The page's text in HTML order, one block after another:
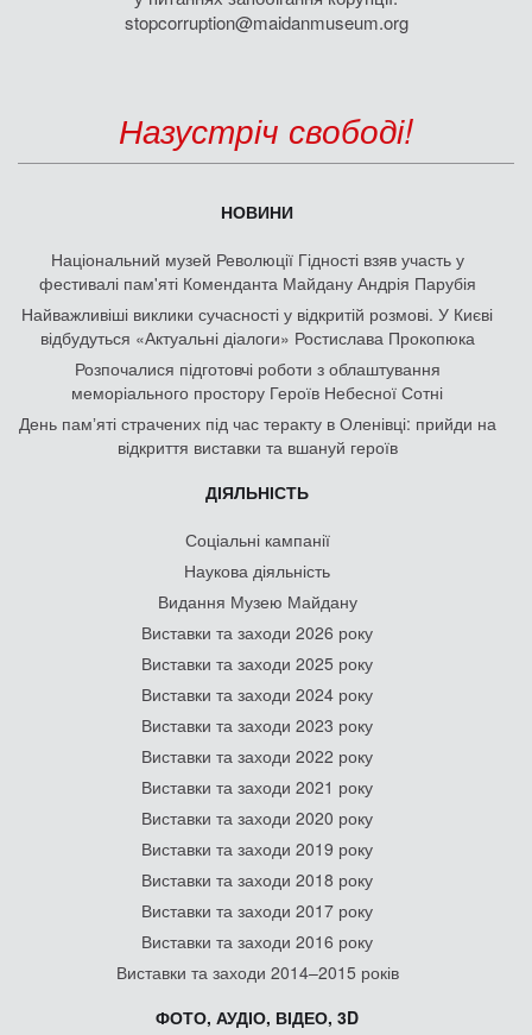
stopcorruption@maidanmuseum.org
Назустріч свободі!
НОВИНИ
Національний музей Революції Гідності взяв участь у
фестивалі пам'яті Коменданта Майдану Андрія Парубія
Найважливіші виклики сучасності у відкритій розмові. У Києві
відбудуться «Актуальні діалоги» Ростислава Прокопюка
Розпочалися підготовчі роботи з облаштування
меморіального простору Героїв Небесної Сотні
День памʼяті страчених під час теракту в Оленівці: прийди на
відкриття виставки та вшануй героїв
ДІЯЛЬНІСТЬ
Соціальні кампанії
Наукова діяльність
Видання Музею Майдану
Виставки та заходи 2026 року
Виставки та заходи 2025 року
Виставки та заходи 2024 року
Виставки та заходи 2023 року
Виставки та заходи 2022 року
Виставки та заходи 2021 року
Виставки та заходи 2020 року
Виставки та заходи 2019 року
Виставки та заходи 2018 року
Виставки та заходи 2017 року
Виставки та заходи 2016 року
Виставки та заходи 2014–2015 років
ФОТО, АУДІО, ВІДЕО, 3D